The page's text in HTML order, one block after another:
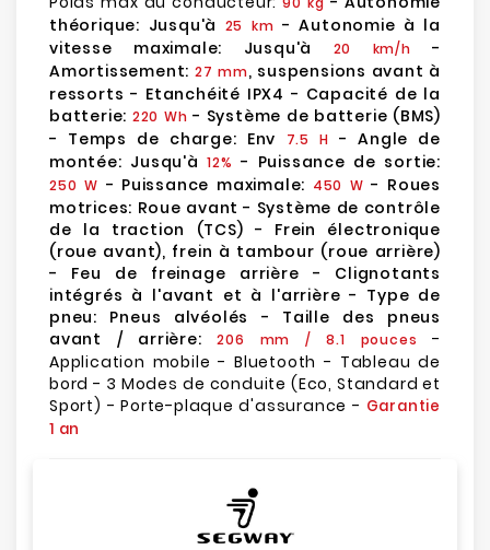
théorique: Jusqu'à 25 km - Autonomie à la
vitesse maximale: Jusqu'à
20 km/h
-
Amortissement: 27 mm, suspensions avant à
ressorts - Etanchéité IPX4 - Capacité de la
batterie: 220 Wh - Système de batterie (BMS)
- Temps de charge: Env
7.5 H - Angle de
montée: Jusqu'à 12% - Puissance de sortie:
250 W - Puissance maximale: 450 W - Roues
motrices: Roue avant - Système de contrôle
de la traction (TCS) - Frein électronique
(roue avant), frein à tambour (roue arrière)
- Feu de freinage arrière - Clignotants
intégrés à l'avant et à l'arrière - Type de
pneu: Pneus alvéolés - Taille des pneus
avant / arrière:206 mm / 8.1 pouces
-
Application mobile - Bluetooth - Tableau de
bord - 3 Modes de conduite (Eco, Standard et
Sport) - Porte-plaque d'assurance - Garantie
1 an